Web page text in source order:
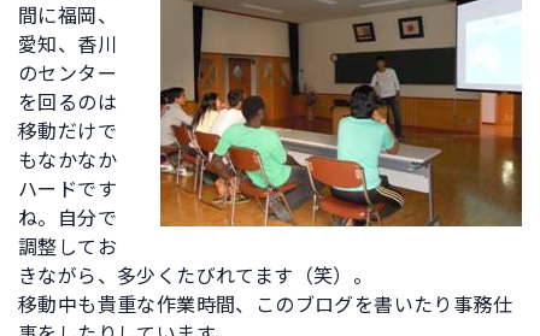
間に福岡、
愛知、香川
のセンター
を回るのは
移動だけで
もなかなか
ハードです
ね。自分で
調整してお
きながら、多少くたびれてます（笑）。
移動中も貴重な作業時間、このブログを書いたり事務仕